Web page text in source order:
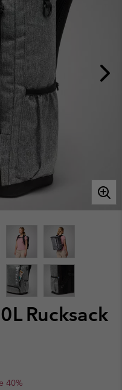
Rucksack
40%